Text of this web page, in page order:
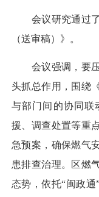
会议研究通过了
（送审稿）》。
会议强调，要压
头抓总作用，围绕
与部门间的协同联
援、调查处置等重
急预案，确保燃气
患排查治理。区燃
态势，依托“闽政